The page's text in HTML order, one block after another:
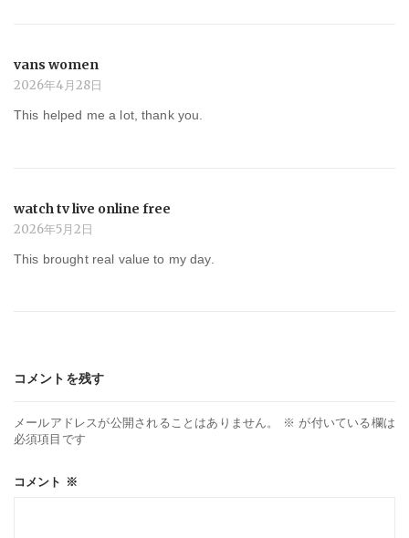
vans women
2026年4月28日
This helped me a lot, thank you.
watch tv live online free
2026年5月2日
This brought real value to my day.
コメントを残す
メールアドレスが公開されることはありません。 ※ が付いている欄は
必須項目です
コメント ※